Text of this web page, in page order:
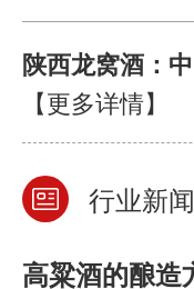
【更多详情】
行业新闻